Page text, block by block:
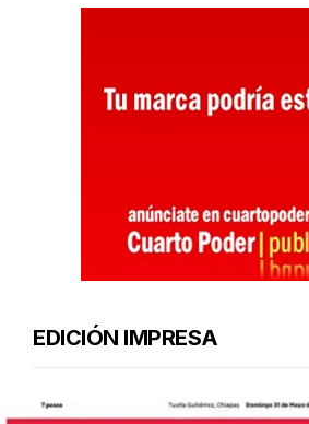
EDICIÓN IMPRESA